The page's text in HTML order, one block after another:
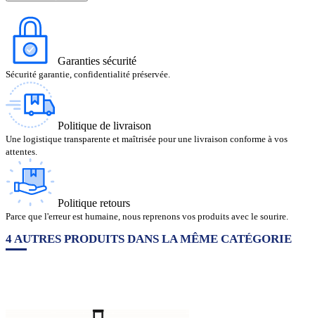
Garanties sécurité
Sécurité garantie, confidentialité préservée.
Politique de livraison
Une logistique transparente et maîtrisée pour une livraison conforme à vos
attentes.
Politique retours
Parce que l'erreur est humaine, nous reprenons vos produits avec le sourire.
4 AUTRES PRODUITS DANS LA MÊME CATÉGORIE